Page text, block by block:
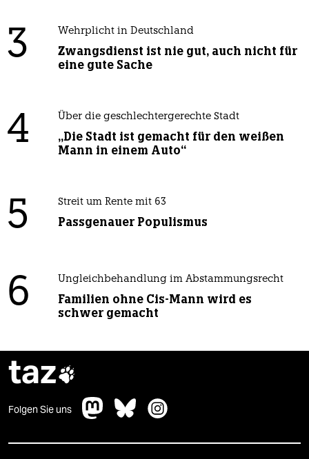
3 Wehrplicht in Deutschland
Zwangsdienst ist nie gut, auch nicht für
eine gute Sache
4 Über die geschlechtergerechte Stadt
„Die Stadt ist gemacht für den weißen
Mann in einem Auto“
5 Streit um Rente mit 63
Passgenauer Populismus
6 Ungleichbehandlung im Abstammungsrecht
Familien ohne Cis-Mann wird es
schwer gemacht
taz
Folgen Sie uns